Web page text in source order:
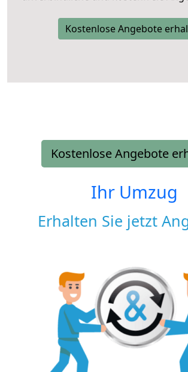
Kostenlose Angebote
Kostenlose Angebote
Ihr Umzug
Erhalten Sie jetzt